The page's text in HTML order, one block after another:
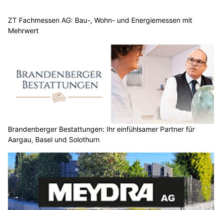
ZT Fachmessen AG: Bau-, Wohn- und Energiemessen mit
Mehrwert
Brandenberger Bestattungen: Ihr einfühlsamer Partner für
Aargau, Basel und Solothurn